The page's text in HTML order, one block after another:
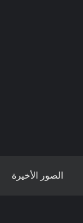
الصور الأخيرة